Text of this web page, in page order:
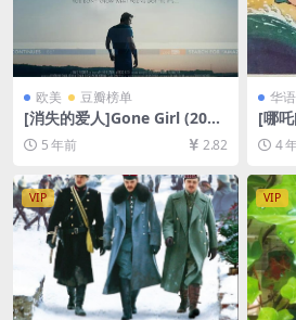
欧美 豆瓣榜单
[消失的爱人]Gone Girl (201
4)[百度网盘+迅雷云盘资源10
80P超清未删减][MP4/9.5GB]
[中英字幕]
5 年前 2.82
华语
[哪
+迅
删减
4
VIP VIP